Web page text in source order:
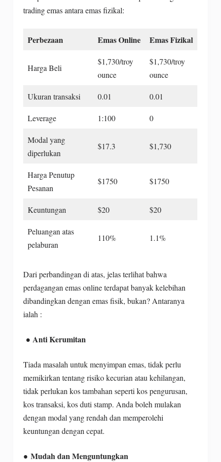
trading emas antara emas fizikal:
Perbezaan Emas Online Emas Fizikal
Harga Beli
$1,730/troy
ounce
$1,730/troy
ounce
Ukuran transaksi 0.01 0.01
Leverage 1:100 0
Modal yang
diperlukan
$17.3 $1,730
Harga Penutup
Pesanan
$1750 $1750
Keuntungan $20 $20
Peluangan atas
pelaburan
110% 1.1%
Dari perbandingan di atas, jelas terlihat bahwa
perdagangan emas online terdapat banyak kelebihan
dibandingkan dengan emas fisik, bukan? Antaranya
ialah :
● Anti Kerumitan
Tiada masalah untuk menyimpan emas, tidak perlu
memikirkan tentang risiko kecurian atau kehilangan,
tidak perlukan kos tambahan seperti kos pengurusan,
kos transaksi, kos duti stamp. Anda boleh mulakan
dengan modal yang rendah dan memperolehi
keuntungan dengan cepat.
● Mudah dan Menguntungkan